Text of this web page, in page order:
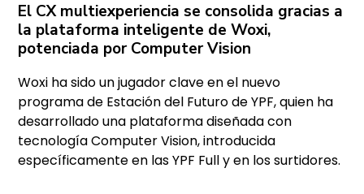
El CX multiexperiencia se consolida gracias a
la plataforma inteligente de Woxi,
potenciada por Computer Vision
Woxi ha sido un jugador clave en el nuevo
programa de Estación del Futuro de YPF, quien ha
desarrollado una plataforma diseñada con
tecnología Computer Vision, introducida
específicamente en las YPF Full y en los surtidores.